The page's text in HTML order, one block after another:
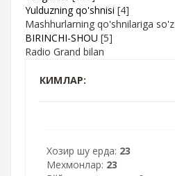
Yulduzning qo'shnisi [4]
Mashhurlarning qo'shnilariga so'z
BIRINCHI-SHOU [5]
Radio Grand bilan
КИМЛАР:
Хозир шу ерда: 23
Мехмонлар: 23